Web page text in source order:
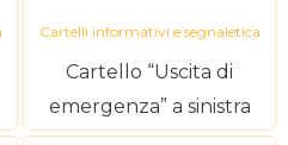
Cartelli informativi e segnaletica
Cartello “Uscita di
emergenza” a sinistra